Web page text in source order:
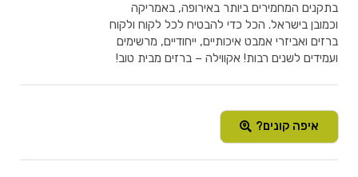
בתקנים המחמירים ביותר באירופה, באמריקה
וכמובן בישראל. הכל כדי להבטיח לכל לקוח ולקוח
ברזים ואביזרי אמבט איכותיים, ייחודיים, מרשימים
ועמידים לשנים רבות! אקווילה – ברזים מבית טוב!
איפה קונים?